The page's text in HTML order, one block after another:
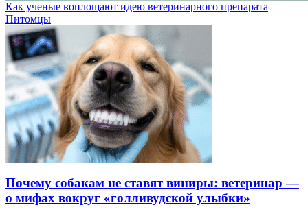
Как ученые воплощают идею ветеринарного препарата
Питомцы
Почему собакам не ставят виниры: ветеринар —
о мифах вокруг «голливудской улыбки»